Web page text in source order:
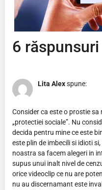
6 răspunsuri
Lita Alexspune:
Consider ca este o prostie
„protectiei sociale”. Nu
decida pentru mine ce este
este plin de imbecili si idioti
noastra sa facem alegeri in
supus unui inalt nivel de
orice videoclip ce nu are
nu au discernamant este